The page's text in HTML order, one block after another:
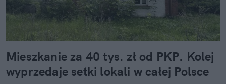
Mieszkanie za 40 tys. zł od PKP. Kolej
wyprzedaje setki lokali w całej Polsce